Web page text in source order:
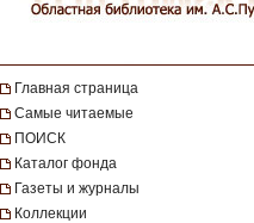
Главная страница
Самые читаемые
ПОИСК
Каталог фонда
Газеты и журналы
Коллекции